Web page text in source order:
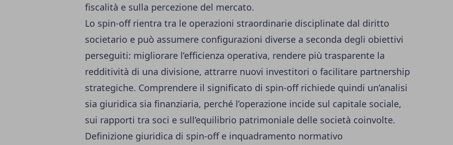
fiscalità e sulla percezione del mercato.
Lo spin-off rientra tra le operazioni straordinarie disciplinate dal diritto
societario e può assumere configurazioni diverse a seconda degli obiettivi
perseguiti: migliorare l’efficienza operativa, rendere più trasparente la
redditività di una divisione, attrarre nuovi investitori o facilitare partnership
strategiche. Comprendere il significato di spin-off richiede quindi un’analisi
sia giuridica sia finanziaria, perché l’operazione incide sul capitale sociale,
sui rapporti tra soci e sull’equilibrio patrimoniale delle società coinvolte.
Definizione giuridica di spin-off e inquadramento normativo